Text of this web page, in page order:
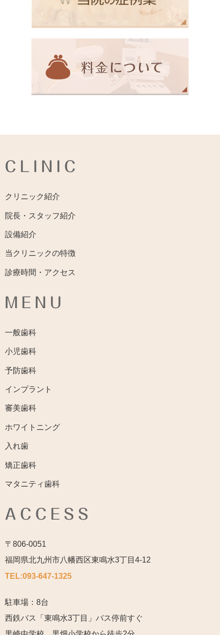
CLINIC
クリニック紹介
院長・スタッフ紹介
設備紹介
当クリニックの特徴
診療時間・アクセス
MENU
一般歯科
小児歯科
予防歯科
インプラント
審美歯科
ホワイトニング
入れ歯
矯正歯科
マタニティ歯科
ACCESS
〒806-0051
福岡県北九州市八幡西区東鳴水3丁目4-12
TEL:093-647-1325
駐車場：8台
西鉄バス「東鳴水3丁目」バス停前すぐ